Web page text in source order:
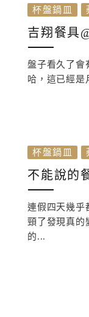
杯盤鍋皿
吉翔餐具
盤子看久了會
哈，這已經
杯盤鍋皿
不能說的
連假四天幾乎
頸了發現真的
的...